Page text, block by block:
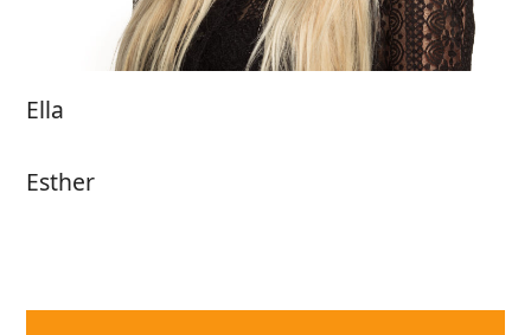
Ella
Esther